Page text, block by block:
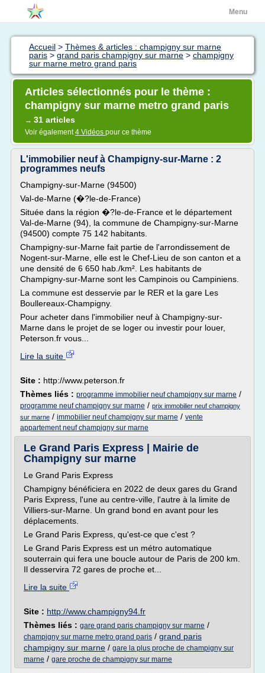
Menu
Accueil > Thèmes & articles : champigny sur marne
paris > grand paris champigny sur marne > champigny
sur marne metro grand paris
Articles sélectionnés pour le thème :
champigny sur marne metro grand paris
→ 31 articles
Voir également4 Vidéos pour ce thème
L'immobilier neuf à Champigny-sur-Marne : 2
programmes neufs
Champigny-sur-Marne (94500)
Val-de-Marne (�?le-de-France)
Située dans la région �?le-de-France et le département
Val-de-Marne (94), la commune de Champigny-sur-Marne
(94500) compte 75 142 habitants.
Champigny-sur-Marne fait partie de l'arrondissement de
Nogent-sur-Marne, elle est le Chef-Lieu de son canton et a
une densité de 6 650 hab./km². Les habitants de
Champigny-sur-Marne sont les Campinois ou Campiniens.
La commune est desservie par le RER et la gare Les
Boullereaux-Champigny.
Pour acheter dans l'immobilier neuf à Champigny-sur-
Marne dans le projet de se loger ou investir pour louer,
Peterson.fr vous...
Lire la suite
Site : http://www.peterson.fr
Thèmes liés : programme immobilier neuf champigny sur marne /
programme neuf champigny sur marne / prix immobilier neuf champigny
sur marne / immobilier neuf champigny sur marne / vente
appartement neuf champigny sur marne
Le Grand Paris Express | Mairie de
Champigny sur marne
Le Grand Paris Express
Champigny bénéficiera en 2022 de deux gares du Grand
Paris Express, l'une au centre-ville, l'autre à la limite de
Villiers-sur-Marne. Un grand bond en avant pour les
déplacements.
Le Grand Paris Express, qu'est-ce que c'est ?
Le Grand Paris Express est un métro automatique
souterrain qui fera une boucle autour de Paris de 200 km.
Il desservira 72 gares de proche et...
Lire la suite
Site : http://www.champigny94.fr
Thèmes liés : gare grand paris champigny sur marne /
champigny sur marne metro grand paris / grand paris
champigny sur marne / gare la plus proche de champigny sur
marne / gare proche de champigny sur marne